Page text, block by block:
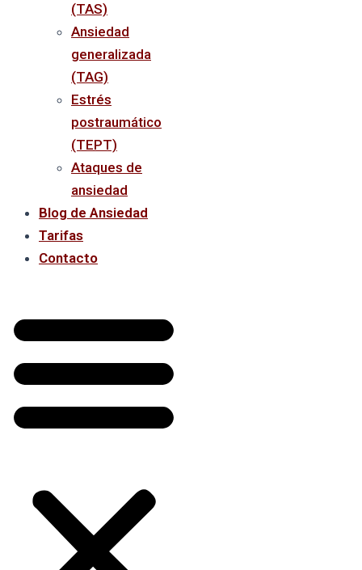
(TAS)
Ansiedad
generalizada
(TAG)
Estrés
postraumático
(TEPT)
Ataques de
ansiedad
Blog de Ansiedad
Tarifas
Contacto